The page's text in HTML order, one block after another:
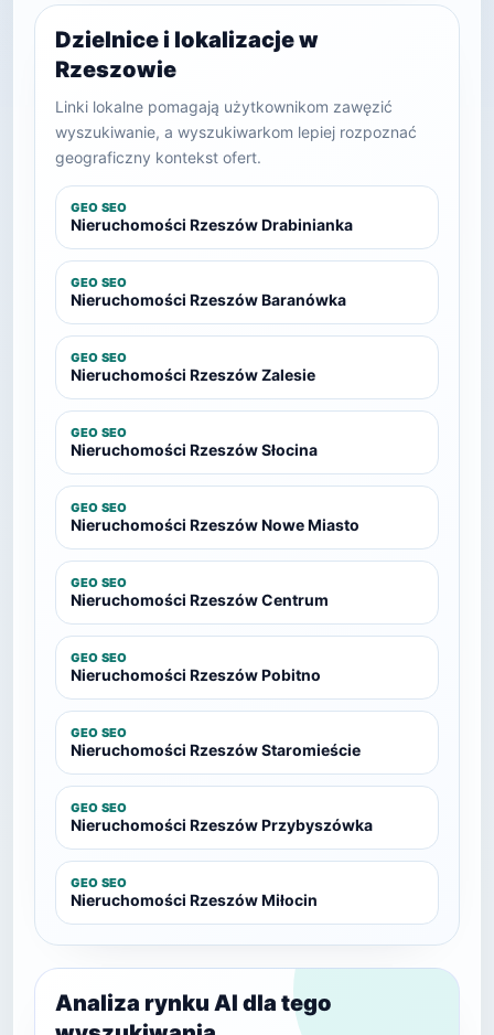
Dzielnice i lokalizacje w
Rzeszowie
Linki lokalne pomagają użytkownikom zawęzić
wyszukiwanie, a wyszukiwarkom lepiej rozpoznać
geograficzny kontekst ofert.
GEO SEO
Nieruchomości Rzeszów Drabinianka
GEO SEO
Nieruchomości Rzeszów Baranówka
GEO SEO
Nieruchomości Rzeszów Zalesie
GEO SEO
Nieruchomości Rzeszów Słocina
GEO SEO
Nieruchomości Rzeszów Nowe Miasto
GEO SEO
Nieruchomości Rzeszów Centrum
GEO SEO
Nieruchomości Rzeszów Pobitno
GEO SEO
Nieruchomości Rzeszów Staromieście
GEO SEO
Nieruchomości Rzeszów Przybyszówka
GEO SEO
Nieruchomości Rzeszów Miłocin
Analiza rynku AI dla tego